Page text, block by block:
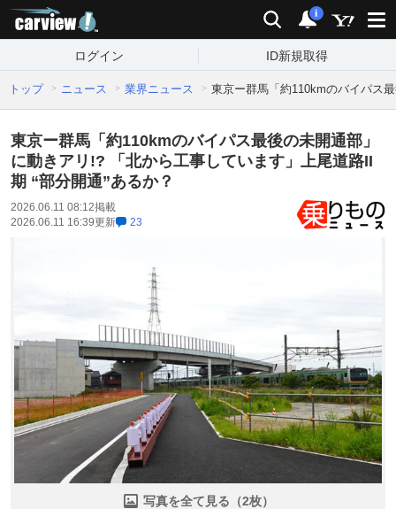
検索 通知
i
ログイン ID新規取得
トップ ニュース 業界ニュース 東京ー群馬「約110kmのバイパス
東京ー群馬「約110kmのバイパス最後の未開通部」
に動きアリ!? 「北から工事しています」上尾道路II
期 “部分開通”あるか？
2026.06.11 08:12掲載
2026.06.11 16:39更新 23
写真を全て見る（2枚）